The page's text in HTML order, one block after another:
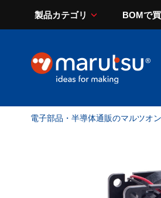
製品カテゴリ BOMで
電子部品・半導体通販のマルツオ